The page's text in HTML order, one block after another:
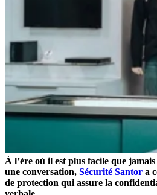
À l’ère où il est plus facile que
une conversation, Sécurité Santor a
de protection qui assure la